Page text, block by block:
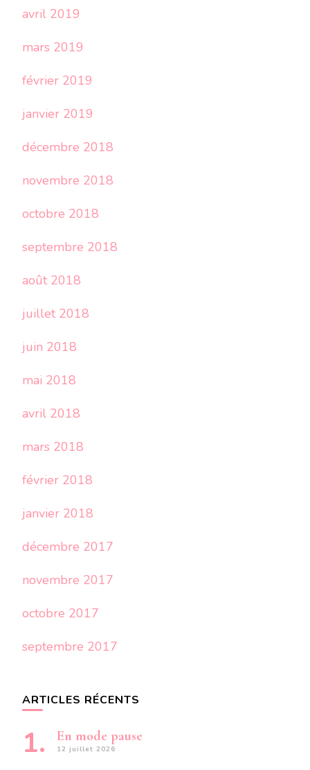
avril 2019
mars 2019
février 2019
janvier 2019
décembre 2018
novembre 2018
octobre 2018
septembre 2018
août 2018
juillet 2018
juin 2018
mai 2018
avril 2018
mars 2018
février 2018
janvier 2018
décembre 2017
novembre 2017
octobre 2017
septembre 2017
ARTICLES RÉCENTS
En mode pause
12 juillet 2026